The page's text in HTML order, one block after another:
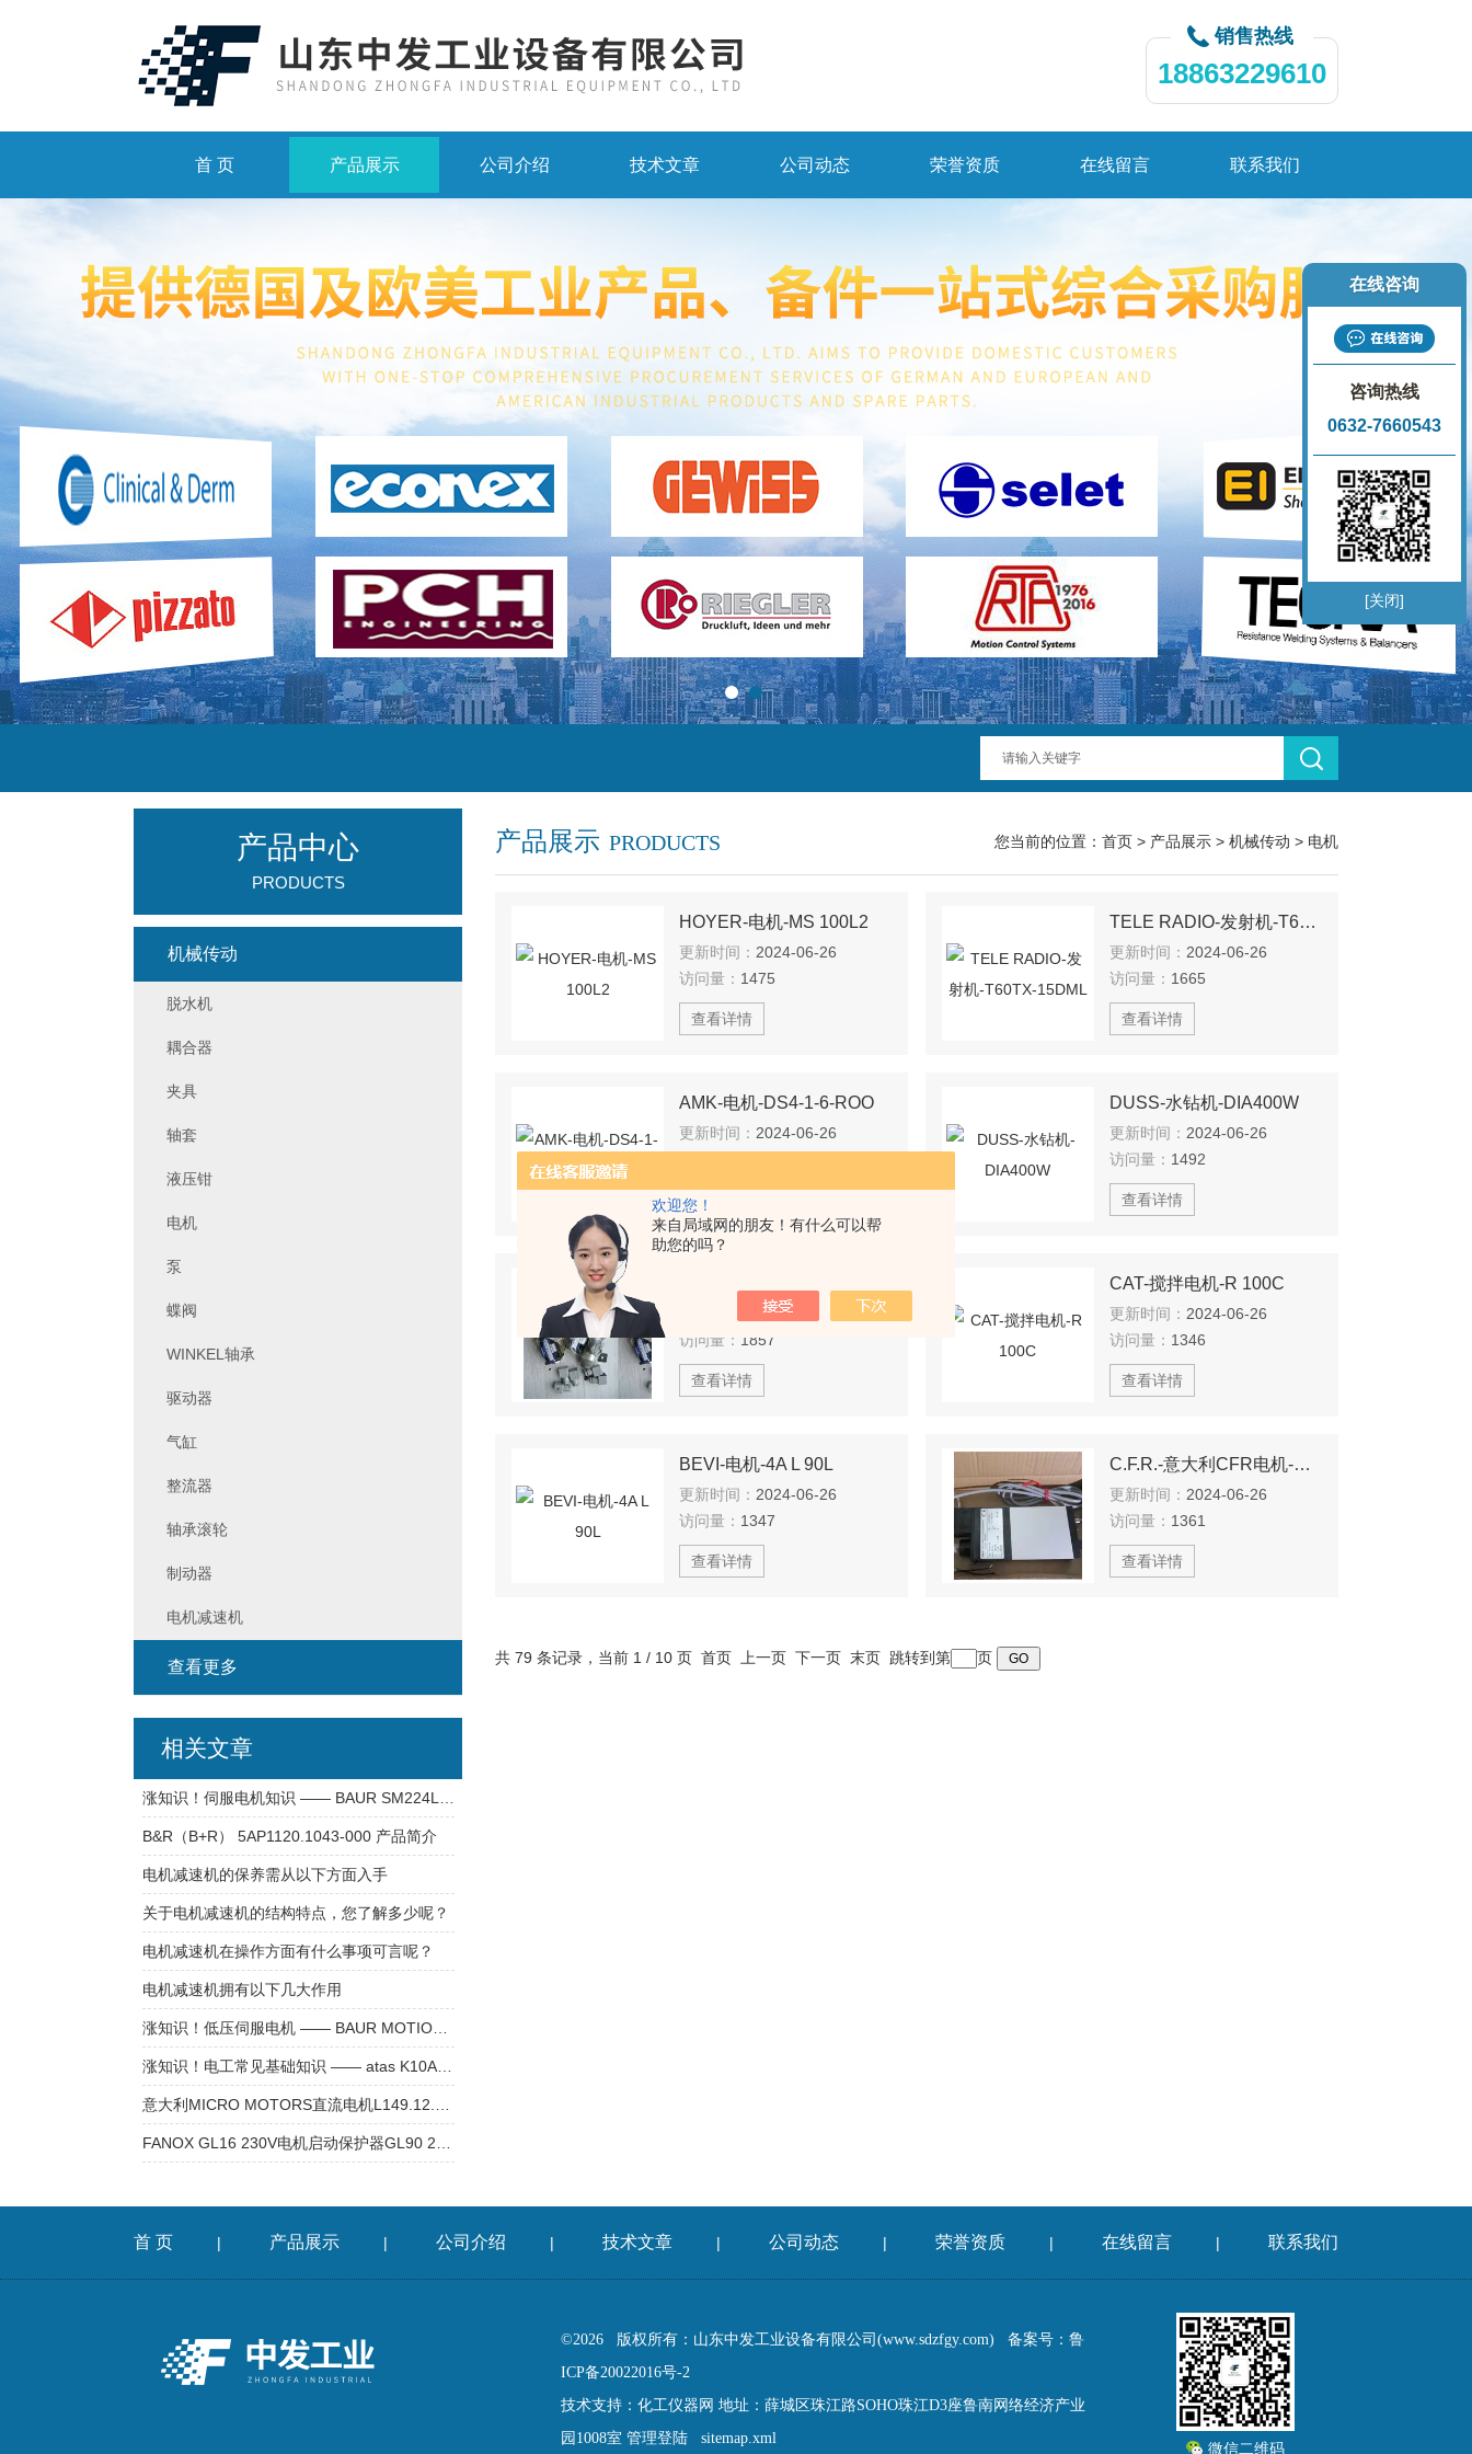
欢迎您！
来自局域网的朋友！有什么可以帮
助您的吗？
销售热线
18863229610
首 页 产品展示 公司介绍 技术文章 公司动态 荣誉资质 在线留言 联系我们
产品展示 PRODUCTS 您当前的位置： 首页 > 产品展示 > 机械传动 > 电机
HOYER-电机-MS 100L2
更新时间： 2024-06-26
访问量： 1475
查看详情
TELE RADIO-发射机-T60TX-15DML
更新时间： 2024-06-26
访问量： 1665
查看详情
AMK-电机-DS4-1-6-ROO
更新时间： 2024-06-26
查看详情
DUSS-水钻机-DIA400W
更新时间： 2024-06-26
访问量： 1492
查看详情
2024-06-26
访问量： 1857
查看详情
CAT-搅拌电机-R 100C
更新时间： 2024-06-26
访问量： 1346
查看详情
BEVI-电机-4A L 90L
更新时间： 2024-06-26
访问量： 1347
查看详情
C.F.R.-意大利CFR电机-AG106
更新时间： 2024-06-26
访问量： 1361
查看详情
共 79 条记录，当前 1 / 10 页 首页 上一页 下一页 末页 跳转到第 页
产品中心
PRODUCTS
机械传动
脱水机
耦合器
夹具
轴套
液压钳
电机
泵
蝶阀
WINKEL轴承
驱动器
气缸
整流器
轴承滚轮
制动器
电机减速机
查看更多
相关文章
B&R（B+R） 5AP1120.1043-000 产品简介
电机减速机的保养需从以下方面入手
关于电机减速机的结构特点，您了解多少呢？
电机减速机在操作方面有什么事项可言呢？
电机减速机拥有以下几大作用
涨知识！低压伺服电机 —— BAUR MOTION CONTROL SM224L 步进电机
涨知识！电工常见基础知识 —— atas K10A6-00 测速电机
首 页 | 产品展示 | 公司介绍 | 技术文章 | 公司动态 | 荣誉资质 | 在线留言 | 联系我们
©2026 版权所有：山东中发工业设备有限公司(www.sdzfgy.com) 备案号：鲁
ICP备20022016号-2
技术支持： 化工仪器网 地址：薛城区珠江路SOHO珠江D3座鲁南网络经济产业
园1008室 管理登陆 sitemap.xml
微信二维码
在线咨询
咨询热线
0632-7660543
[关闭]